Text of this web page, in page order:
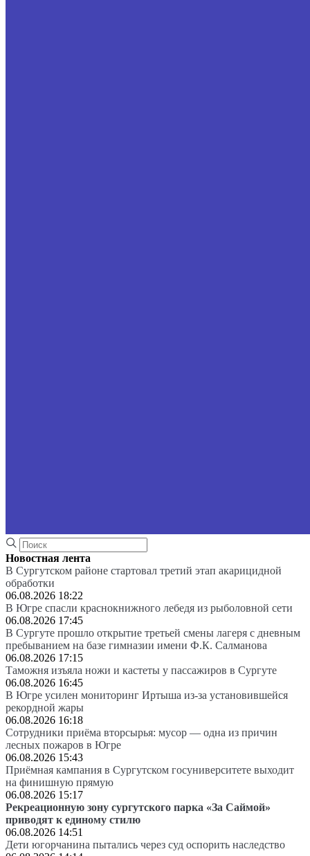
Новостная лента
В Сургутском районе стартовал третий этап акарицидной
обработки
06.08.2026 18:22
В Югре спасли краснокнижного лебедя из рыболовной сети
06.08.2026 17:45
В Сургуте прошло открытие третьей смены лагеря с дневным
пребыванием на базе гимназии имени Ф.К. Салманова
06.08.2026 17:15
Таможня изъяла ножи и кастеты у пассажиров в Сургуте
06.08.2026 16:45
В Югре усилен мониторинг Иртыша из-за установившейся
рекордной жары
06.08.2026 16:18
Сотрудники приёма вторсырья: мусор — одна из причин
лесных пожаров в Югре
06.08.2026 15:43
Приёмная кампания в Сургутском госуниверситете выходит
на финишную прямую
06.08.2026 15:17
Рекреационную зону сургутского парка «За Саймой»
приводят к единому стилю
06.08.2026 14:51
Дети югорчанина пытались через суд оспорить наследство